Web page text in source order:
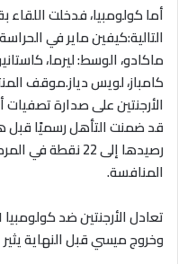
أما كولومبيا، فدخلت اللقاء
التالية:كيفين ماير في
ماكادو، الوسط: ليرما،
كامباز، لويس دياز.موقف
قد ضمنت التأهل رسميًا قبل
رصيدها إلى 22
المنافسة.
وخروج ميسي قبل النهاية